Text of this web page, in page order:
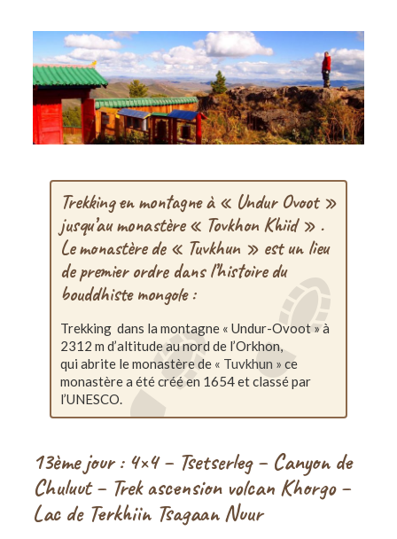
Trekking en montagne à « Undur Ovoot »
jusqu’au monastère « Tovkhon Khiid » .
Le monastère de « Tuvkhun » est un lieu
de premier ordre dans l’histoire du
bouddhiste mongole :
Trekking dans la montagne « Undur-Ovoot » à
2312 m d’altitude au nord de l’Orkhon,
qui abrite le monastère de « Tuvkhun » ce
monastère a été créé en 1654 et classé par
l’UNESCO.
13ème jour : 4×4 – Tsetserleg – Canyon de
Chuluut – Trek ascension volcan Khorgo –
Lac de Terkhiin Tsagaan Nuur